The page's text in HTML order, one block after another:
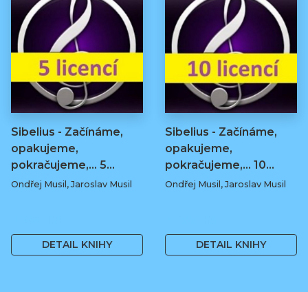
Sibelius - Začínáme,
opakujeme,
pokračujeme,... 5…
Ondřej Musil, Jaroslav Musil
DETAIL KNIHY
Sibelius - Začínáme,
opakujeme,
pokračujeme,... 10…
Ondřej Musil, Jaroslav Musil
DETAIL KNIHY